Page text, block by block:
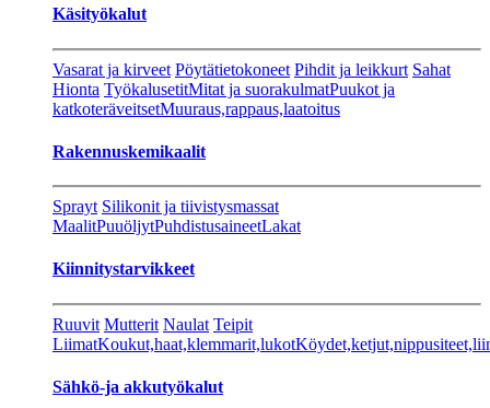
Käsityökalut
Vasarat ja kirveet Pöytätietokoneet Pihdit ja leikkurt Sahat
Hionta TyökalusetitMitat ja suorakulmatPuukot ja
katkoteräveitsetMuuraus,rappaus,laatoitus
Rakennuskemikaalit
Sprayt Silikonit ja tiivistysmassat
MaalitPuuöljytPuhdistusaineetLakat
Kiinnitystarvikkeet
Ruuvit Mutterit Naulat Teipit
LiimatKoukut,haat,klemmarit,lukot
Sähkö-ja akkutyökalut